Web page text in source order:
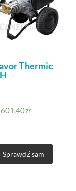
Thermic
zł
Sprawdź sam